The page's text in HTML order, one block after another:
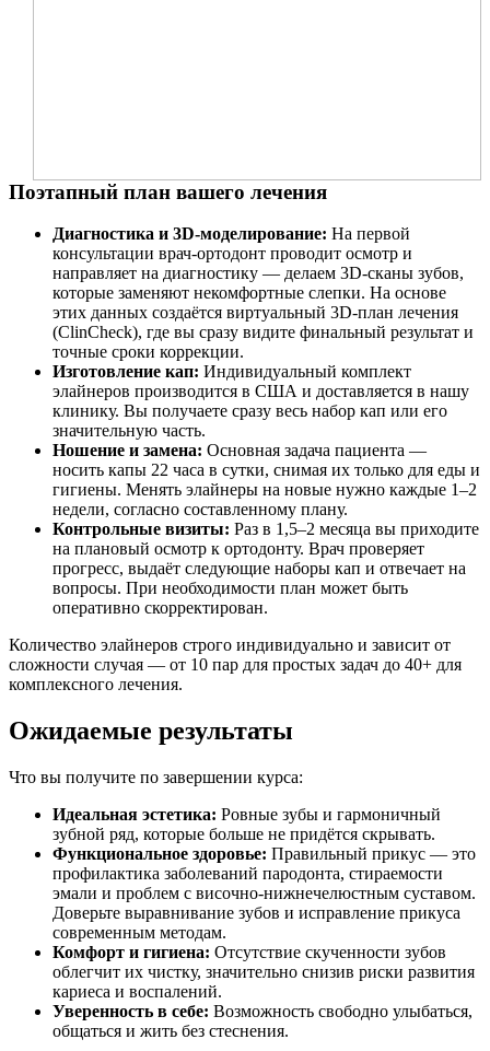
Поэтапный план вашего лечения
Диагностика и 3D-моделирование: На первой
консультации врач-ортодонт проводит осмотр и
направляет на диагностику — делаем 3D-сканы зубов,
которые заменяют некомфортные слепки. На основе
этих данных создаётся виртуальный 3D-план лечения
(ClinCheck), где вы сразу видите финальный результат и
точные сроки коррекции.
Изготовление кап: Индивидуальный комплект
элайнеров производится в США и доставляется в нашу
клинику. Вы получаете сразу весь набор кап или его
значительную часть.
Ношение и замена: Основная задача пациента —
носить капы 22 часа в сутки, снимая их только для еды и
гигиены. Менять элайнеры на новые нужно каждые 1–2
недели, согласно составленному плану.
Контрольные визиты: Раз в 1,5–2 месяца вы приходите
на плановый осмотр к ортодонту. Врач проверяет
прогресс, выдаёт следующие наборы кап и отвечает на
вопросы. При необходимости план может быть
оперативно скорректирован.
Количество элайнеров строго индивидуально и зависит от
сложности случая — от 10 пар для простых задач до 40+ для
комплексного лечения.
Ожидаемые результаты
Что вы получите по завершении курса:
Идеальная эстетика: Ровные зубы и гармоничный
зубной ряд, которые больше не придётся скрывать.
Функциональное здоровье: Правильный прикус — это
профилактика заболеваний пародонта, стираемости
эмали и проблем с височно-нижнечелюстным суставом.
Доверьте выравнивание зубов и исправление прикуса
современным методам.
Комфорт и гигиена: Отсутствие скученности зубов
облегчит их чистку, значительно снизив риски развития
кариеса и воспалений.
Уверенность в себе: Возможность свободно улыбаться,
общаться и жить без стеснения.